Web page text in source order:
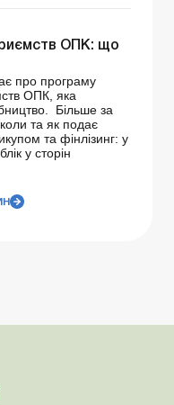
ОПК: що
про програму
ОПК, яка
Більше за
та як подає
та фінлізинг: у
у сторін